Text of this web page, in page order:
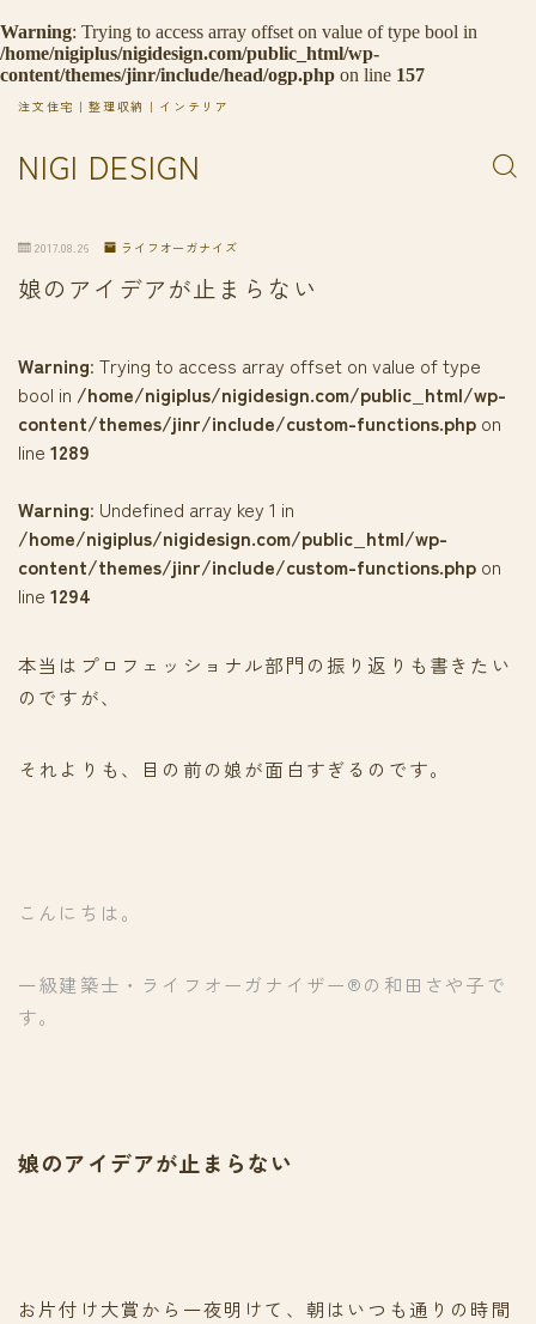
Warning: Trying to access array offset on value of type bool in
/home/nigiplus/nigidesign.com/public_html/wp-
content/themes/jinr/include/head/ogp.php on line 157
NIGI DESIGN
注文住宅｜整理収納｜インテリア
2017.08.26 ライフオーガナイズ
娘のアイデアが止まらない
Warning: Trying to access array offset on value of type
bool in /home/nigiplus/nigidesign.com/public_html/wp-
content/themes/jinr/include/custom-functions.php on
line 1289
Warning: Undefined array key 1 in
/home/nigiplus/nigidesign.com/public_html/wp-
content/themes/jinr/include/custom-functions.php on
line 1294
本当はプロフェッショナル部門の振り返りも書きたい
のですが、
それよりも、目の前の娘が面白すぎるのです。
こんにちは。
一級建築士・ライフオーガナイザー®の和田さや子で
す。
娘のアイデアが止まらない
お片付け大賞から一夜明けて、朝はいつも通りの時間